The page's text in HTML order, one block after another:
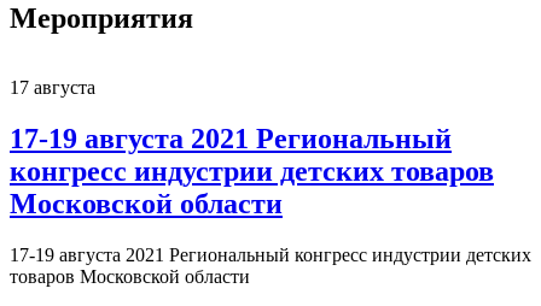
Мероприятия
17 августа
17-19 августа 2021 Региональный
конгресс индустрии детских товаров
Московской области
17-19 августа 2021 Региональный конгресс индустрии детских
товаров Московской области